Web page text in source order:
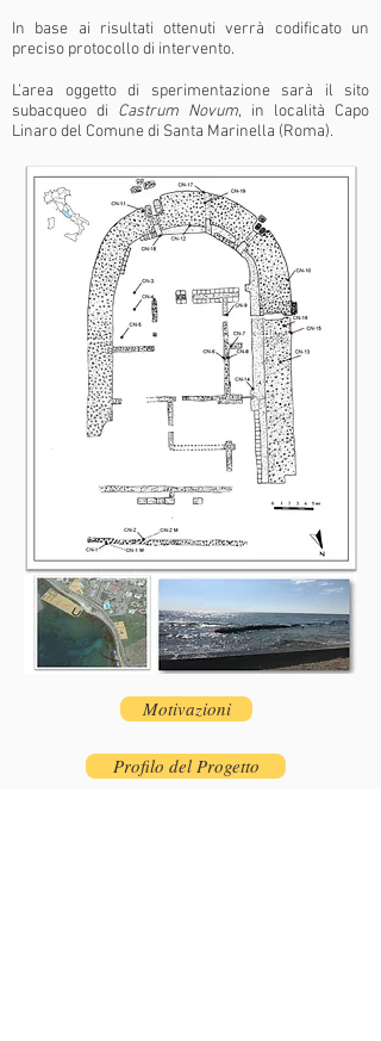
In base ai risultati ottenuti verrà codificato un
preciso protocollo di intervento.
L’area oggetto di sperimentazione sarà il sito
subacqueo di Castrum Novum, in località Capo
Linaro del Comune di Santa Marinella (Roma).
Motivazioni
Profilo del Progetto